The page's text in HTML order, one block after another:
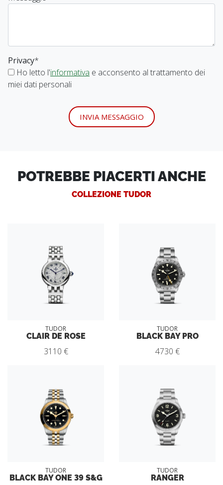
Privacy*
Ho letto l'informativa e acconsento al trattamento dei
miei dati personali
INVIA MESSAGGIO
POTREBBE PIACERTI ANCHE
COLLEZIONE TUDOR
TUDOR
CLAIR DE ROSE
3110 €
TUDOR
BLACK BAY PRO
4730 €
TUDOR
BLACK BAY ONE 39 S&G
TUDOR
RANGER